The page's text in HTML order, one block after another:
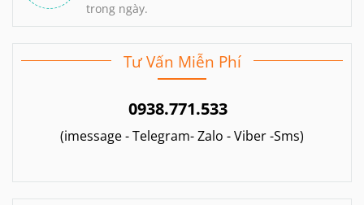
trong ngày.
Tư Vấn Miễn Phí
0938.771.533
(imessage - Telegram- Zalo - Viber -Sms)